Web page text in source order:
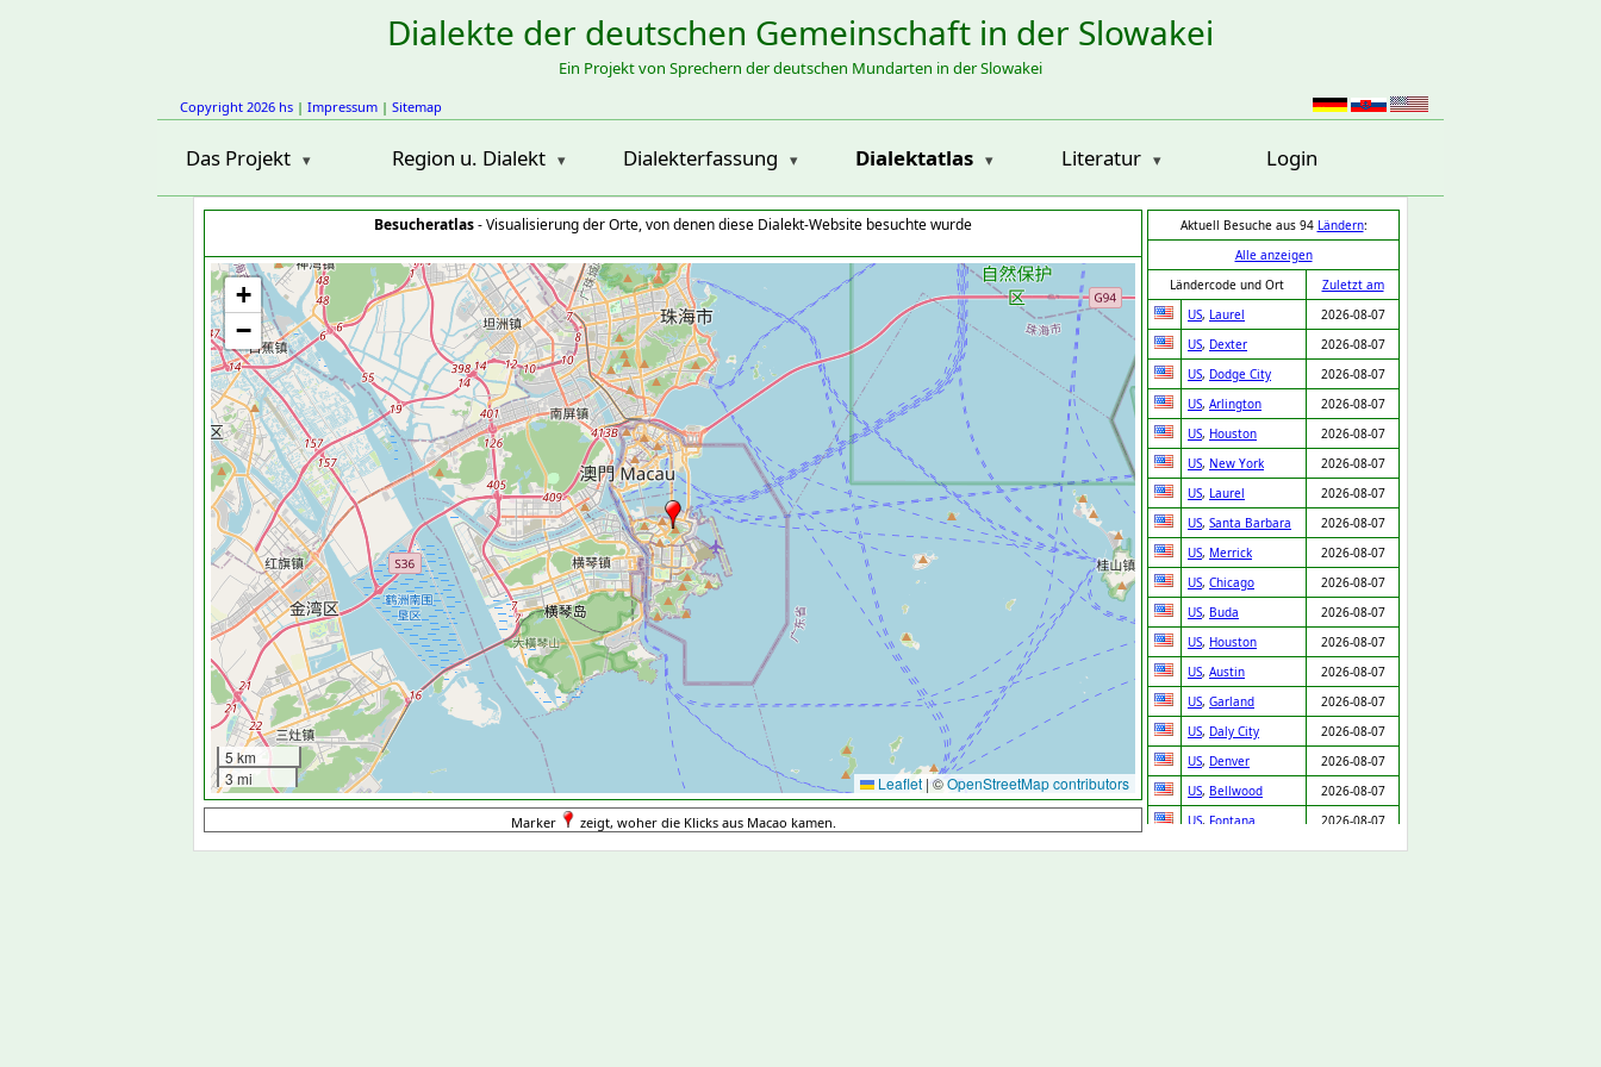
Dialekte der deutschen Gemeinschaft in der Slowakei
Ein Projekt von Sprechern der deutschen Mundarten in der Slowakei
Copyright 2026 hs | Impressum | Sitemap
Das Projekt Region u. Dialekt Dialekterfassung Dialektatlas Literatur Login
Besucheratlas- Visualisierung der Orte, von denen diese Dialekt-Website besuchte wurde
+
−
5 km
3 mi
Leaflet |©OpenStreetMap contributors
Aktuell Besuche aus 94 Ländern:
Alle anzeigen
Ländercode und Ort
Zuletzt am
US, Laurel
2026-08-07
US, Dexter
2026-08-07
US, Dodge City
2026-08-07
US, Arlington
2026-08-07
US, Houston
2026-08-07
US, New York
2026-08-07
US, Laurel
2026-08-07
US, Santa Barbara
2026-08-07
US, Merrick
2026-08-07
US, Chicago
2026-08-07
US, Buda
2026-08-07
US, Houston
2026-08-07
US, Austin
2026-08-07
US, Garland
2026-08-07
US, Daly City
2026-08-07
US, Denver
2026-08-07
US, Bellwood
2026-08-07
US, Fontana
2026-08-07
US,Prentiss
2026-08-07
Marker zeigt, woher die Klicks aus Macao kamen.